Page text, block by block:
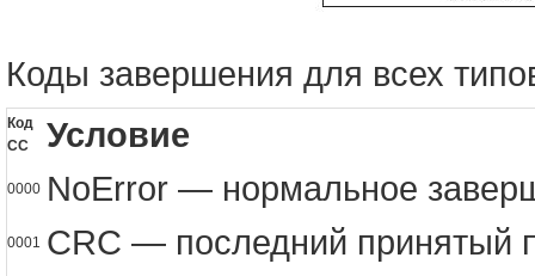
Коды завершения для всех
Код
CC
Условие
0000 NoError — нормальное
0001 CRC — последний принятый